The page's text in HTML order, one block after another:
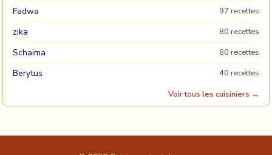
Fadwa 97 recettes
zika 80 recettes
Schaima 60 recettes
Berytus
40 recettes
Voir tous les cuisiniers →